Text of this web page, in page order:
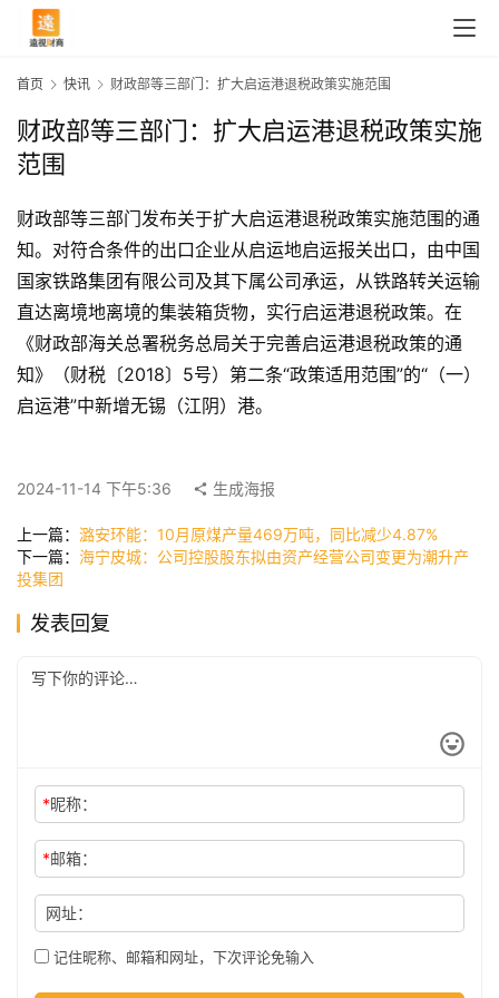
首
页
快
讯
公
司
科
首页 快讯 财政部等三部门：扩大启运港退税政策实施范围
财政部等三部门：扩大启运港退税政策实施
范围
财政部等三部门发布关于扩大启运港退税政策实施范围的通
知。对符合条件的出口企业从启运地启运报关出口，由中国
国家铁路集团有限公司及其下属公司承运，从铁路转关运输
直达离境地离境的集装箱货物，实行启运港退税政策。在
《财政部海关总署税务总局关于完善启运港退税政策的通
知》（财税〔2018〕5号）第二条“政策适用范围”的“（一）
启运港”中新增无锡（江阴）港。
2024-11-14 下午5:36 生成海报
上一篇： 潞安环能：10月原煤产量469万吨，同比减少4.87%
下一篇： 海宁皮城：公司控股股东拟由资产经营公司变更为潮升产
投集团
发表回复
*昵称：
*邮箱：
网址：
记住昵称、邮箱和网址，下次评论免输入